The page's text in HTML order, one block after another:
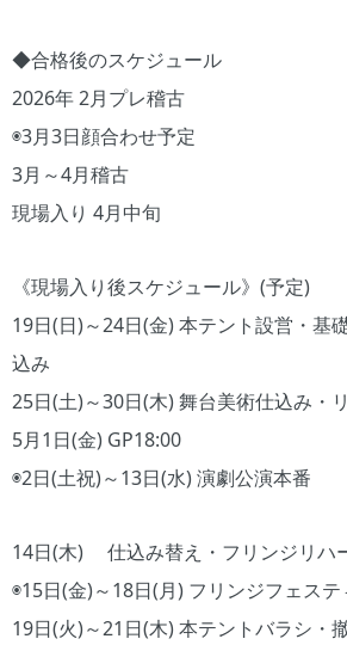
◆合格後のスケジュール
2026年 2月プレ稽古
◉3月3日顔合わせ予定
3月～4月稽古
現場入り 4月中旬
《現場入り後スケジュール》(予定)
19日(日)～24日(金) 本テント設営・基
込み
25日(土)～30日(木) 舞台美術仕込み・
5月1日(金) GP18:00
◉2日(土祝)～13日(水) 演劇公演本番
14日(木) 仕込み替え・フリンジリハ
◉15日(金)～18日(月) フリンジフェス
19日(火)～21日(木) 本テントバラシ・